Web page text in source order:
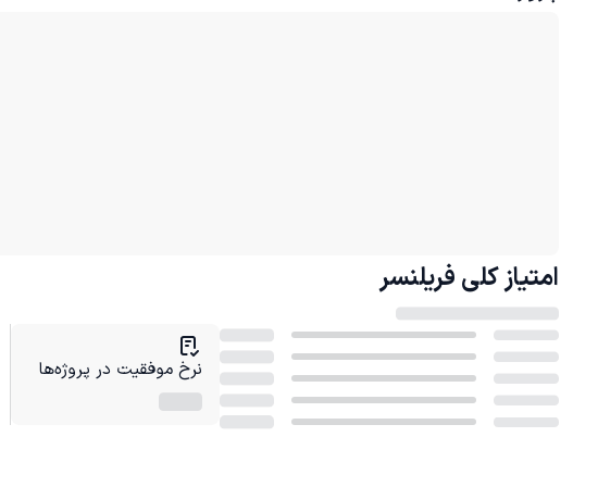
امتیاز کلی فریلنسر
نرخ موفقیت در پروژه‌ها